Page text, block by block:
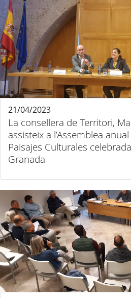
La consellera de Territori,
assisteix a l’Assemblea
Paisajes Culturales
Granada
21/04/2023